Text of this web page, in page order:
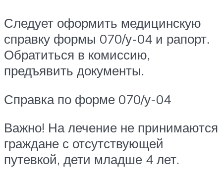
Следует оформить медицинскую
справку формы 070/у-04 и рапорт.
Обратиться в комиссию,
предъявить документы.
Справка по форме 070/у-04
Важно! На лечение не принимаются
граждане с отсутствующей
путевкой, дети младше 4 лет.